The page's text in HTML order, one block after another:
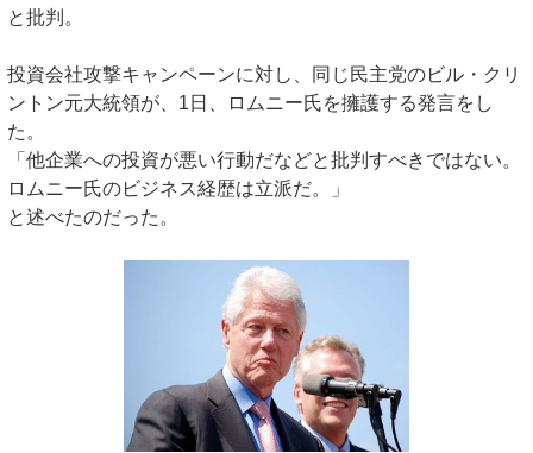
と批判。
投資会社攻撃キャンペーンに対し、同じ民主党のビル・クリ
ントン元大統領が、1日、ロムニー氏を擁護する発言をし
た。
「他企業への投資が悪い行動だなどと批判すべきではない。
ロムニー氏のビジネス経歴は立派だ。」
と述べたのだった。